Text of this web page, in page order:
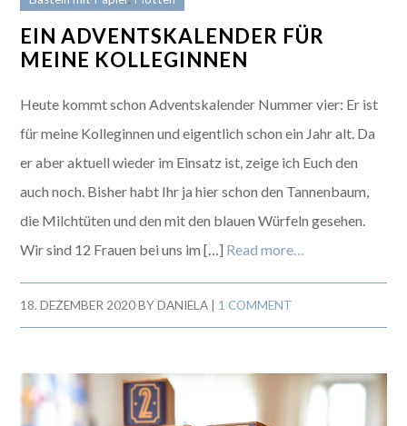
EIN ADVENTSKALENDER FÜR
MEINE KOLLEGINNEN
Heute kommt schon Adventskalender Nummer vier: Er ist
für meine Kolleginnen und eigentlich schon ein Jahr alt. Da
er aber aktuell wieder im Einsatz ist, zeige ich Euch den
auch noch. Bisher habt Ihr ja hier schon den Tannenbaum,
die Milchtüten und den mit den blauen Würfeln gesehen.
Wir sind 12 Frauen bei uns im […] Read more…
18. DEZEMBER 2020BYDANIELA | 1 COMMENT